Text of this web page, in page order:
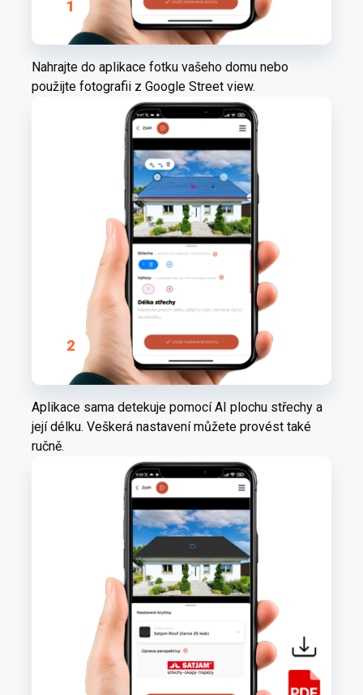
1
Nahrajte do aplikace fotku vašeho domu nebo
použijte fotografii z Google Street view.
2
Aplikace sama detekuje pomocí AI plochu střechy a
její délku. Veškerá nastavení můžete provést také
ručně.